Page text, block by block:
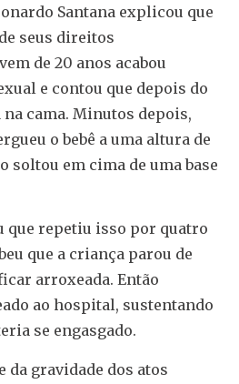
Santana explicou que
seus direitos
de 20 anos acabou
e contou que depois do
cama. Minutos depois,
o bebê a uma altura de
soltou em cima de uma base
repetiu isso por quatro
que a criança parou de
arroxeada. Então
ao hospital, sustentando
se engasgado.
da gravidade dos atos